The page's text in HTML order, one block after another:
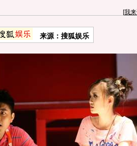
[我
来源：搜狐娱乐